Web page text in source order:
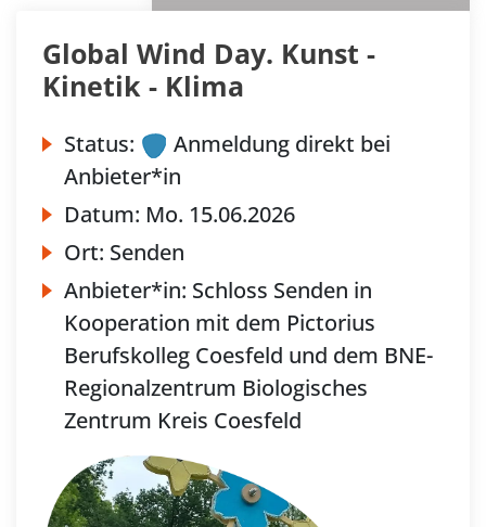
Global Wind Day. Kunst -
Kinetik - Klima
Status:
Anmeldung direkt bei
Anbieter*in
Datum: Mo. 15.06.2026
Ort: Senden
Anbieter*in: Schloss Senden in
Kooperation mit dem Pictorius
Berufskolleg Coesfeld und dem BNE-
Regionalzentrum Biologisches
Zentrum Kreis Coesfeld